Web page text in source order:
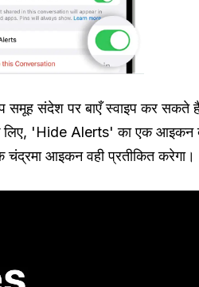
संदेश पर बाएँ स्वाइप कर
'Hide Alerts' का एक आइकन
आइकन वही प्रतीकित करेगा।